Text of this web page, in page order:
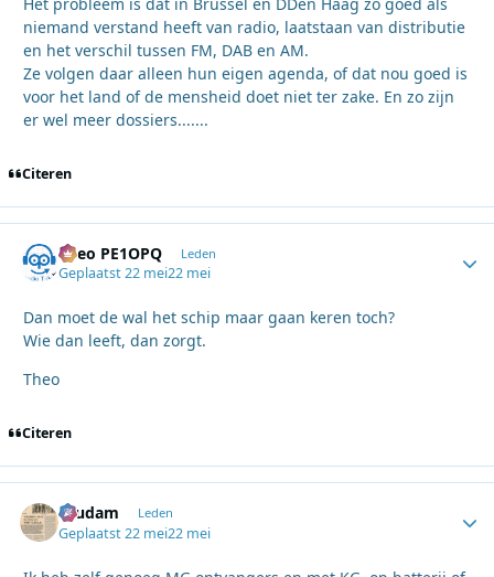
niemand verstand heeft van radio, laatstaan van distributie
en het verschil tussen FM, DAB en AM.
Ze volgen daar alleen hun eigen agenda, of dat nou goed is
voor het land of de mensheid doet niet ter zake. En zo zijn
er wel meer dossiers.......
Citeren
Theo PE1OPQ Leden
Geplaatst22 mei22 mei
Dan moet de wal het schip maar gaan keren toch?
Wie dan leeft, dan zorgt.
Theo
Citeren
ruudam Leden
Geplaatst22 mei22 mei